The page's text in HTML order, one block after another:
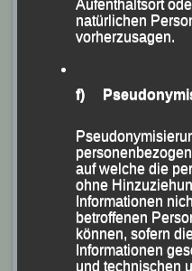
Leistungen und
Verantwortlichen eine
bescheinigt hatte,
der bisherigen
Vorstandswahl, die die
Hollweck durchführte,
neuen 1. Vorsitzenden,
Schatzmeister und Karl-
Kassenprüfer gewählt.
Aufenthaltsort
natürlichen
vorherzusagen.
f)
auf welche die
ohne
Informationen
betroffenen
können, sofern
Informationen
und technischen